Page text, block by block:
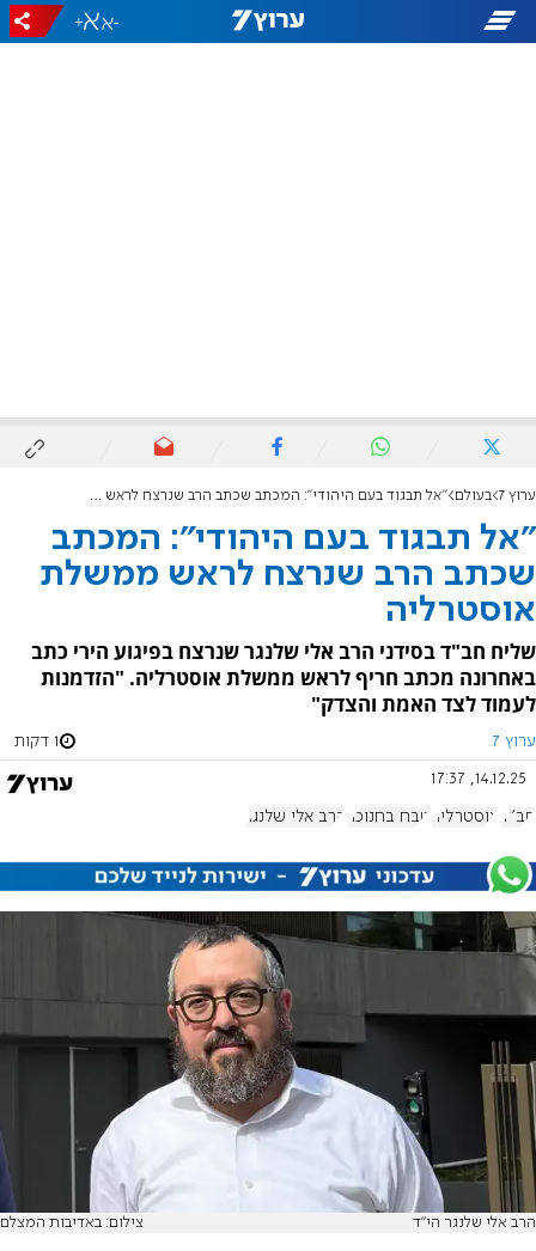
-
+
ערוץ 7 בעולם "אל תבגוד בעם היהודי": המכתב שכתב הרב שנרצח לראש ממשלת אוסטרליה
"אל תבגוד בעם היהודי": המכתב
שכתב הרב שנרצח לראש ממשלת
אוסטרליה
שליח חב"ד בסידני הרב אלי שלנגר שנרצח בפיגוע הירי כתב
באחרונה מכתב חריף לראש ממשלת אוסטרליה. "הזדמנות
לעמוד לצד האמת והצדק"
ערוץ 7 1 דקות
14.12.25, 17:37
חב"ד אוסטרליה טבח בחנוכה הרב אלי שלנגר
הרב אלי שלנגר הי"ד צילום: באדיבות המצלם